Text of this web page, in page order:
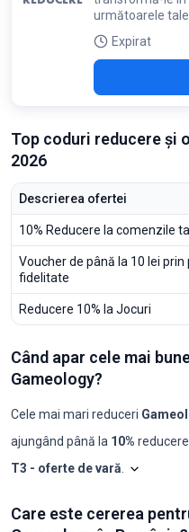
următoarele
Expirat
Top coduri reducere și
2026
Descrierea ofertei
10% Reducere la comenzile
Voucher de până la 10 lei
fidelitate
Reducere 10% la Jocuri
Când apar cele mai
Gameology?
Cele mai mari reduceri
ajungând până la 10%
T3 - oferte de vară
Luna
Coduri noiReducere
Care este cererea